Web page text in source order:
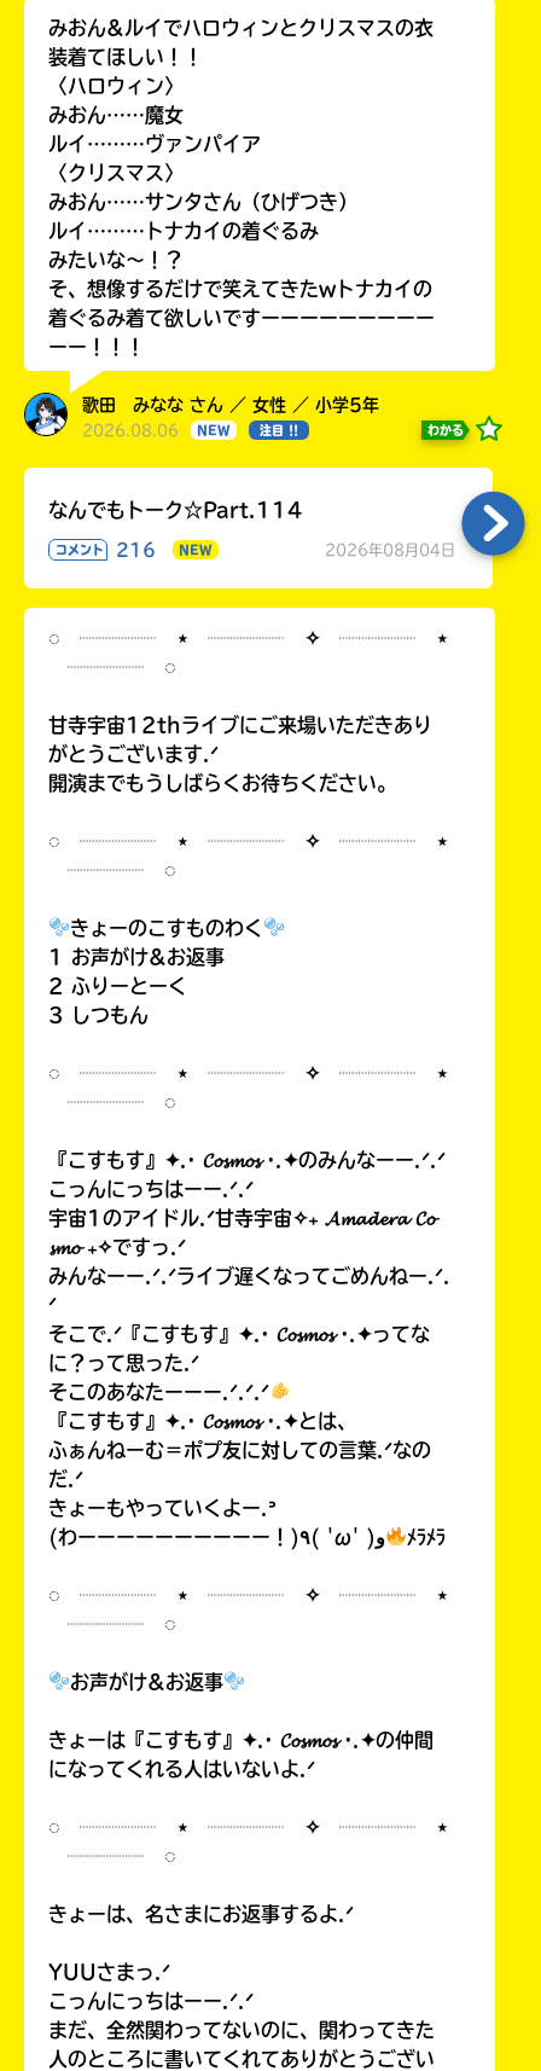
みおん&ルイでハロウィンとクリスマスの衣
装着てほしい！！
〈ハロウィン〉
みおん……魔女
ルイ………ヴァンパイア
〈クリスマス〉
みおん……サンタさん（ひげつき）
ルイ………トナカイの着ぐるみ
みたいな〜！？
そ、想像するだけで笑えてきたwトナカイの
着ぐるみ着て欲しいですーーーーーーーーー
ーー！！！
歌田 みなな さん ／ 女性 ／ 小学5年
2026.08.06 NEW 注目 !! わかる
なんでもトーク☆Part.114
コメント 216 NEW 2026年08月04日
◌ ┈┈┈┈ ⋆ ┈┈┈┈ ✧ ┈┈┈┈ ⋆
┈┈┈┈ ◌
甘寺宇宙12thライブにご来場いただきあり
がとうございます.ᐟ
開演までもうしばらくお待ちください。
◌ ┈┈┈┈ ⋆ ┈┈┈┈ ✧ ┈┈┈┈ ⋆
┈┈┈┈ ◌
きょーのこすものわく
1 お声がけ&お返事
2 ふりーとーく
3 しつもん
◌ ┈┈┈┈ ⋆ ┈┈┈┈ ✧ ┈┈┈┈ ⋆
┈┈┈┈ ◌
『こすもす』✦.· 𝓒𝓸𝓼𝓶𝓸𝓼 ·.✦のみんなーー.ᐟ.ᐟ
こっんにっちはーー.ᐟ.ᐟ
宇宙1のアイドル.ᐟ甘寺宇宙✧₊ 𝓐𝓶𝓪𝓭𝓮𝓻𝓪 𝓒𝓸
𝓼𝓶𝓸 ₊✧ですっ.ᐟ
みんなーー.ᐟ.ᐟライブ遅くなってごめんねー.ᐟ.
ᐟ
そこで.ᐟ『こすもす』✦.· 𝓒𝓸𝓼𝓶𝓸𝓼 ·.✦ってな
に？って思った.ᐟ
そこのあなたーーー.ᐟ.ᐟ.ᐟ
『こすもす』✦.· 𝓒𝓸𝓼𝓶𝓸𝓼 ·.✦とは、
ふぁんねーむ＝ポプ友に対しての言葉.ᐟなの
だ.ᐟ
きょーもやっていくよー.ᐣ
(わーーーーーーーーーー！)٩( 'ω' )و
ﾒﾗﾒﾗ
◌ ┈┈┈┈ ⋆ ┈┈┈┈ ✧ ┈┈┈┈ ⋆
┈┈┈┈ ◌
お声がけ&お返事
きょーは『こすもす』✦.· 𝓒𝓸𝓼𝓶𝓸𝓼 ·.✦の仲間
になってくれる人はいないよ.ᐟ
◌ ┈┈┈┈ ⋆ ┈┈┈┈ ✧ ┈┈┈┈ ⋆
┈┈┈┈ ◌
きょーは、名さまにお返事するよ.ᐟ
YUUさまっ.ᐟ
こっんにっちはーー.ᐟ.ᐟ
まだ、全然関わってないのに、関わってきた
人のところに書いてくれてありがとうござい